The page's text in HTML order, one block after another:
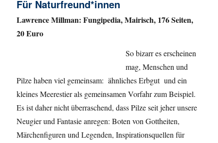
Für Naturfreund*innen
Lawrence Millman: Fungipedia, Mairisch, 176 Seiten,
20 Euro
So bizarr es erscheinen
mag, Menschen und
Pilze haben viel gemeinsam: ähnliches Erbgut und ein
kleines Meerestier als gemeinsamen Vorfahr zum Beispiel.
Es ist daher nicht überraschend, dass Pilze seit jeher unsere
Neugier und Fantasie anregen: Boten von Gottheiten,
Märchenfiguren und Legenden, Inspirationsquellen für